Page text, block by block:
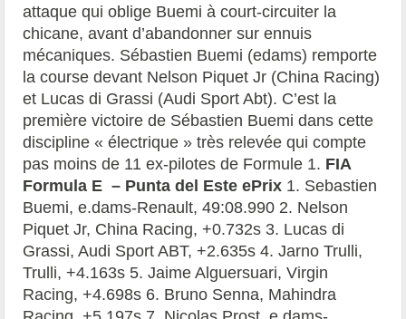
attaque qui oblige Buemi à court-circuiter la
chicane, avant d’abandonner sur ennuis
mécaniques. Sébastien Buemi (edams) remporte
la course devant Nelson Piquet Jr (China Racing)
et Lucas di Grassi (Audi Sport Abt). C’est la
première victoire de Sébastien Buemi dans cette
discipline « électrique » très relevée qui compte
pas moins de 11 ex-pilotes de Formule 1. FIA
Formula E – Punta del Este ePrix 1. Sebastien
Buemi, e.dams-Renault, 49:08.990 2. Nelson
Piquet Jr, China Racing, +0.732s 3. Lucas di
Grassi, Audi Sport ABT, +2.635s 4. Jarno Trulli,
Trulli, +4.163s 5. Jaime Alguersuari, Virgin
Racing, +4.698s 6. Bruno Senna, Mahindra